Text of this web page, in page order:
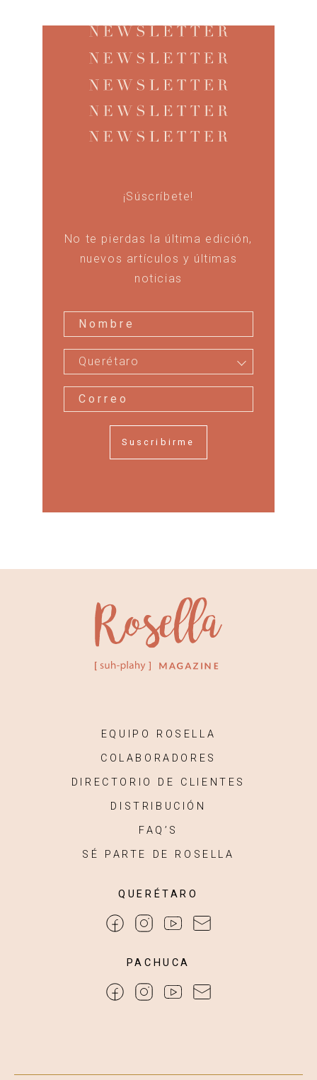
¡Súscríbete!
No te pierdas la última edición,
nuevos artículos y últimas
noticias
Querétaro
Suscribirme
EQUIPO ROSELLA
COLABORADORES
DIRECTORIO DE CLIENTES
DISTRIBUCIÓN
FAQ’S
SÉ PARTE DE ROSELLA
QUERÉTARO
PACHUCA